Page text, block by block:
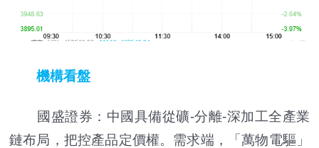
機構看盤
國盛證券：中國具備從礦-分離-深加工全產業
鏈布局，把控產品定價權。需求端，「萬物電驅」